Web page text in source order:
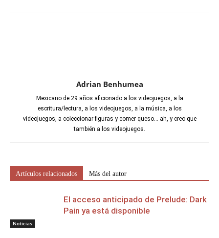
Adrian Benhumea
Mexicano de 29 años aficionado a los videojuegos, a la
escritura/lectura, a los videojuegos, a la música, a los
videojuegos, a coleccionar figuras y comer queso... ah, y creo que
también a los videojuegos.
Artículos relacionados Más del autor
Noticias
El acceso anticipado de Prelude: Dark
Pain ya está disponible